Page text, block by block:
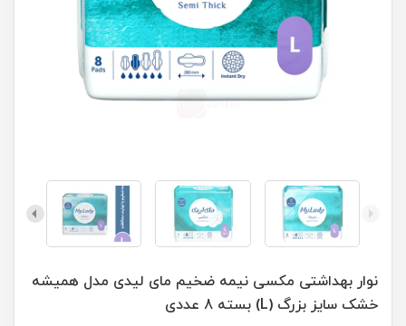
نوار بهداشتی مکسی نیمه ضخیم مای لیدی مدل همیشه
خشک سایز بزرگ (L) بسته 8 عددی